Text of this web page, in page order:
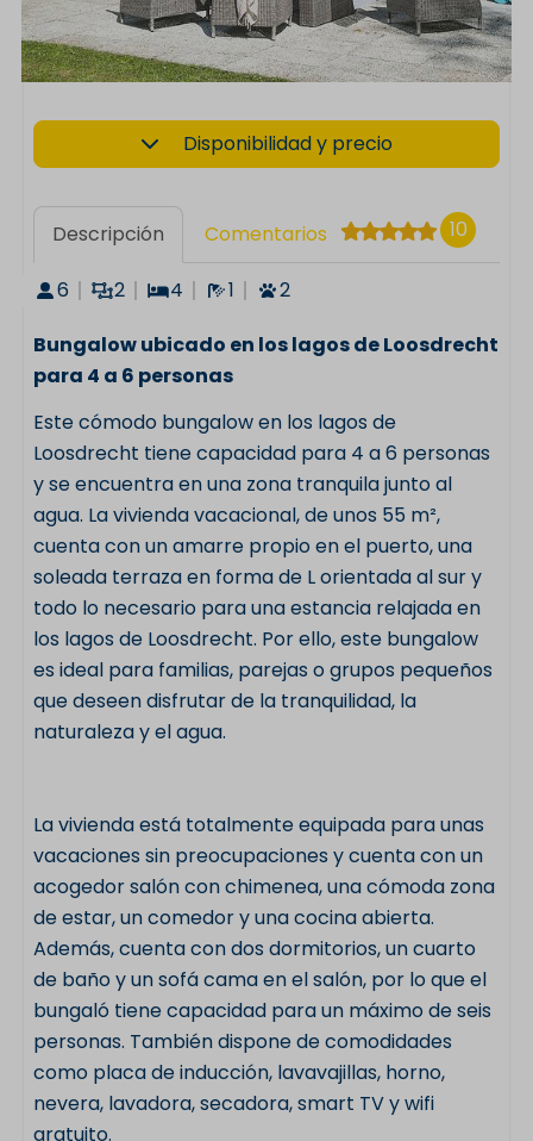
Disponibilidad y precio
Descripción Comentarios 10
6 2 4 1
2
Bungalow ubicado en los lagos de Loosdrecht
para 4 a 6 personas
Este cómodo bungalow en los lagos de
Loosdrecht tiene capacidad para 4 a 6 personas
y se encuentra en una zona tranquila junto al
agua. La vivienda vacacional, de unos 55 m²,
cuenta con un amarre propio en el puerto, una
soleada terraza en forma de L orientada al sur y
todo lo necesario para una estancia relajada en
los lagos de Loosdrecht. Por ello, este bungalow
es ideal para familias, parejas o grupos pequeños
que deseen disfrutar de la tranquilidad, la
naturaleza y el agua.
La vivienda está totalmente equipada para unas
vacaciones sin preocupaciones y cuenta con un
acogedor salón con chimenea, una cómoda zona
de estar, un comedor y una cocina abierta.
Además, cuenta con dos dormitorios, un cuarto
de baño y un sofá cama en el salón, por lo que el
bungaló tiene capacidad para un máximo de seis
personas. También dispone de comodidades
como placa de inducción, lavavajillas, horno,
nevera, lavadora, secadora, smart TV y wifi
gratuito.